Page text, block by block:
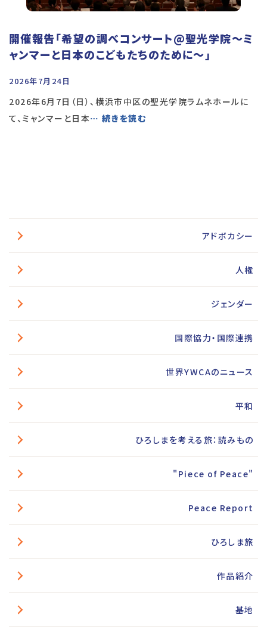
開催報告「希望の調べコンサート@聖光学院～ミ
ャンマーと日本のこどもたちのために～」
2026年7月24日
2026年6月7日（日）、横浜市中区の聖光学院ラムネホールに
て、ミャンマーと日本… 続きを読む
アドボカシー
人権
ジェンダー
国際協力・国際連携
世界YWCAのニュース
平和
ひろしまを考える旅：読みもの
"Piece of Peace"
Peace Report
ひろしま旅
作品紹介
基地